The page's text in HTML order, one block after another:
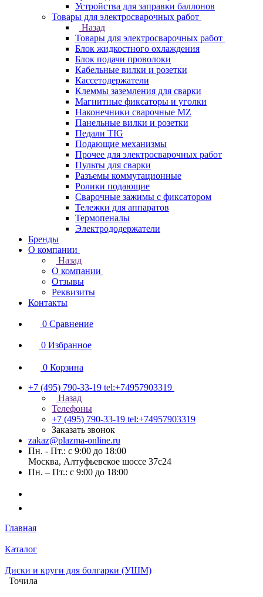
Устройства для заправки баллонов
Товары для электросварочных работ
Назад
Товары для электросварочных работ
Блок жидкостного охлаждения
Блок подачи проволоки
Кабельные вилки и розетки
Кассетодержатели
Клеммы заземления для сварки
Магнитные фиксаторы и уголки
Наконечники сварочные MZ
Панельные вилки и розетки
Педали TIG
Подающие механизмы
Прочее для электросварочных работ
Пульты для сварки
Разъемы коммутационные
Ролики подающие
Сварочные зажимы с фиксатором
Тележки для аппаратов
Термопеналы
Электрододержатели
Бренды
О компании
Назад
О компании
Отзывы
Реквизиты
Контакты
0 Сравнение
0 Избранное
0 Корзина
+7 (495) 790-33-19 tel:+74957903319
Назад
Телефоны
+7 (495) 790-33-19 tel:+74957903319
Заказать звонок
zakaz@plazma-online.ru
Пн. - Пт.: с 9:00 до 18:00
Москва, Алтуфьевское шоссе 37с24
Пн. – Пт.: с 9:00 до 18:00
Главная
Каталог
Диски и круги для болгарки (УШМ)
Точила